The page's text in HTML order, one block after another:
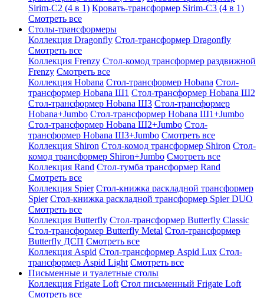
Sirim-C2 (4 в 1) Кровать-трансформер Sirim-C3 (4 в 1)
Смотреть все
Cтолы-трансформеры
Коллекция Dragonfly Стол-трансформер Dragonfly
Смотреть все
Коллекция Frenzy Стол-комод трансформер раздвижной
Frenzy Смотреть все
Коллекция Hobana Стол-трансформер Hobana Стол-
трансформер Hobana Ш1 Стол-трансформер Hobana Ш2
Стол-трансформер Hobana Ш3 Стол-трансформер
Hobana+Jumbo Стол-трансформер Hobana Ш1+Jumbo
Стол-трансформер Hobana Ш2+Jumbo Стол-
трансформер Hobana Ш3+Jumbo Смотреть все
Коллекция Shiron Стол-комод трансформер Shiron Стол-
комод трансформер Shiron+Jumbo Смотреть все
Коллекция Rand Стол-тумба трансформер Rand
Смотреть все
Коллекция Spier Стол-книжка раскладной трансформер
Spier Стол-книжка раскладной трансформер Spier DUO
Смотреть все
Коллекция Butterfly Стол-трансформер Butterfly Classic
Стол-трансформер Butterfly Metal Стол-трансформер
Butterfly ДСП Смотреть все
Коллекция Aspid Стол-трансформер Aspid Lux Стол-
трансформер Aspid Light Смотреть все
Письменные и туалетные столы
Коллекция Frigate Loft Стол письменный Frigate Loft
Смотреть все